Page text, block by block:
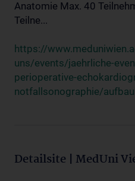
Anatomie Max. 40
Teilne...
https://
uns/events/jaehrliche-
perioperative-
notfallsonographie/
Detailsite | MedUni